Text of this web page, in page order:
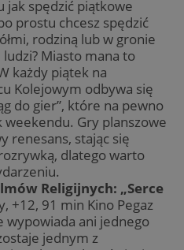
jak spędzić piątkowe
prostu chcesz spędzić
rodziną lub w gronie
Miasto mana to
każdy piątek na
Kolejowym odbywa się
do gier”, które na pewno
weekendu. Gry planszowe
renesans, stając się
dlatego warto
Religijnych: „Serce
+12, 91 min Kino Pegaz
wypowiada ani jednego
jednym z